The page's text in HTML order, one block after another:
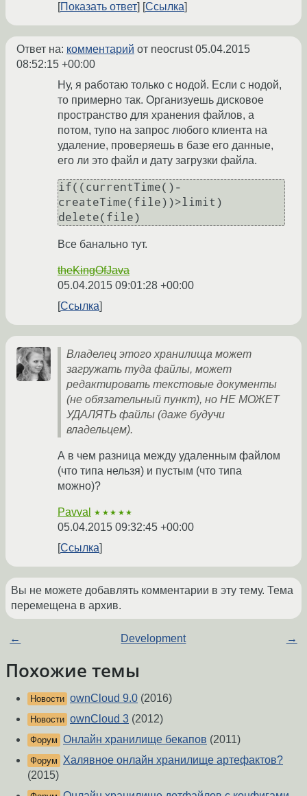
Показать ответ Ссылка
Ответ на: комментарий от neocrust05.04.2015
08:52:15 +00:00
Ну, я работаю только с нодой. Если с нодой,
то примерно так. Организуешь дисковое
пространство для хранения файлов, а
потом, тупо на запрос любого клиента на
удаление, проверяешь в базе его данные,
его ли это файл и дату загрузки файла.
if((currentTime()-
createTime(file))>limit)
Все банально тут.
theKingOfJava
05.04.2015 09:01:28 +00:00
Ссылка
Владелец этого хранилища может
загружать туда файлы, может
редактировать текстовые документы
(не обязательный пункт), но НЕ МОЖЕТ
УДАЛЯТЬ файлы (даже будучи
владельцем).
А в чем разница между удаленным файлом
(что типа нельзя) и пустым (что типа
можно)?
Pavval ★★★★★
05.04.2015 09:32:45 +00:00
Ссылка
Вы не можете добавлять комментарии в эту тему. Тема
перемещена в архив.
← Development →
Похожие темы
Новости ownCloud 9.0 (2016)
Новости ownCloud 3 (2012)
Форум Онлайн хранилище бекапов (2011)
Форум
Халявное онлайн хранилище артефактов?
(2015)